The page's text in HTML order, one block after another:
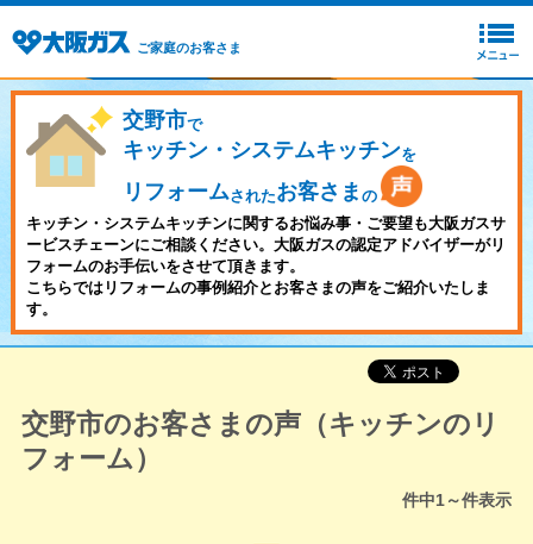
ご家庭のお客さま
交野市で
キッチン・システムキッチンを
リフォームされたお客さま の
キッチン・システムキッチンに関するお悩み事・ご要望も大阪ガスサ
ービスチェーンにご相談ください。大阪ガスの認定アドバイザーがリ
フォームのお手伝いをさせて頂きます。
こちらではリフォームの事例紹介とお客さまの声をご紹介いたしま
す。
交野市のお客さまの声（キッチンのリ
フォーム）
件中1～件表示